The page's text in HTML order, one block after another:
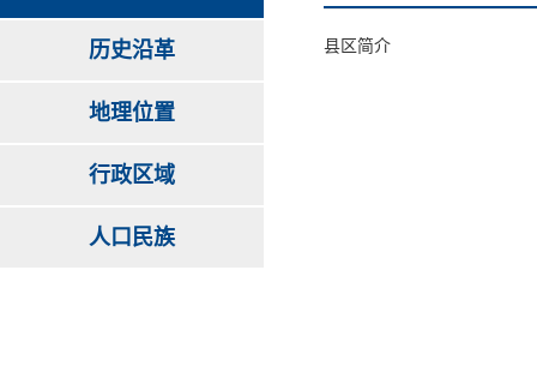
历史沿革
地理位置
行政区域
人口民族
县区简介